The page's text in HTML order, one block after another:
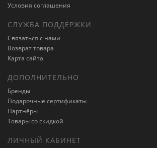
Условия соглашения
СЛУЖБА ПОДДЕРЖКИ
Связаться с нами
Возврат товара
Карта сайта
ДОПОЛНИТЕЛЬНО
Бренды
Подарочные сертификаты
Партнёры
Товары со скидкой
ЛИЧНЫЙ КАБИНЕТ